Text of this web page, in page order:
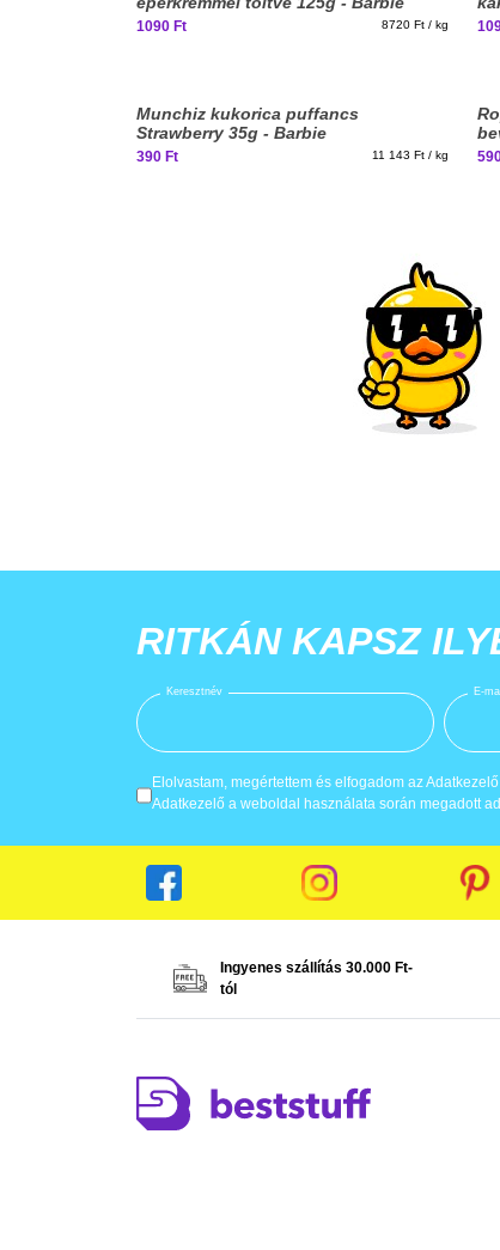
1090 Ft 8720 Ft / kg
Munchiz kukorica puffancs
Strawberry 35g - Barbie
390 Ft 11 143 Ft / kg
RITKÁN KAPSZ
Keresztnév E-
Elolvastam, megértettem és elfogadom az
Adatkezelő a weboldal használata során megadott
Ingyenes szállítás 30.000 Ft-
tól